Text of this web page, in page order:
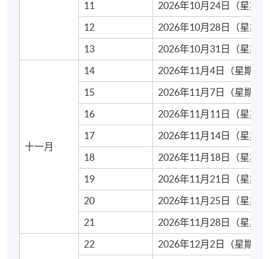
課程講師均來自我們合格且經驗豐富的英語教師小
組。他們中的一些人是以英語為母語的人士；其他教
師則是具有以英語為母語同等能力的本地教師。
入學申請將按照先到先得的原則辦理。
除非對課堂細節進行變動，否則我們通常不會向成功
註冊的學員另外發出上課提示。如果您的入學申請已
被接受，您應該按照所示的時間和地點參加課程的第
本校恕不批准退款或轉至其他班級的要求。
現時接受報名
11
2026年10月24日（星期
12
2026年10月28日（星期
13
2026年10月31日（星期
十一月
14
2026年11月4日（星期三
15
2026年11月7日（星期六
16
2026年11月11日（星期
17
2026年11月14日（星期
18
2026年11月18日（星期
19
2026年11月21日（星期
20
2026年11月25日（星期
21
2026年11月28日（星期
22
2026年12月2日（星期三